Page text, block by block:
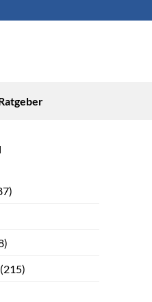
(215)